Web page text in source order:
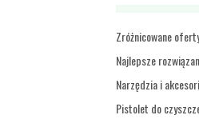
Zróżnicowane
Najlepsze
Narzędzia i
Pistolet do